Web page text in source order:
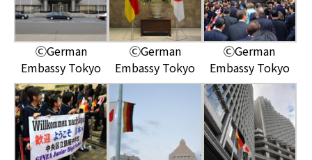
ⒸGerman
Embassy Tokyo
ⒸGerman
Embassy Tokyo
ⒸGerman
Embassy Tokyo